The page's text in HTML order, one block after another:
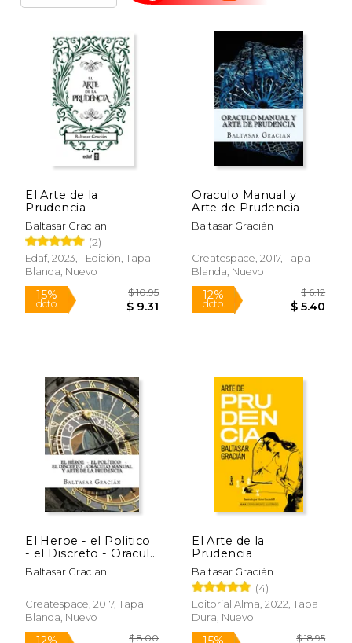
El Arte de la
Prudencia
Baltasar Gracian
(2)
Edaf, 2023, 1 Edición, Tapa
Blanda, Nuevo
15%
dcto.
Oraculo Manual y
Arte de Prudencia
Baltasar Gracián
Createspace, 2017, Tapa
Blanda, Nuevo
12%
dcto.
El Heroe - el Politico
- el Discreto - Oraculo
Manual y Arte de la
Prudencia
Baltasar Gracian
Createspace, 2017, Tapa
Blanda, Nuevo
El Arte de la
Prudencia
Baltasar Gracián
(4)
Editorial Alma, 2022, Tapa
Dura, Nuevo